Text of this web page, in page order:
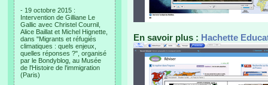
- 19 octobre 2015 :
Intervention de Gilliane Le
Gallic avec Christel Cournil,
Alice Baillat et Michel Hignette,
dans "Migrants et réfugiés
climatiques : quels enjeux,
quelles réponses ?", organisé
par le Bondyblog, au Musée
de l'Histoire de l'immigration
(Paris)
En savoir plus : Hachette